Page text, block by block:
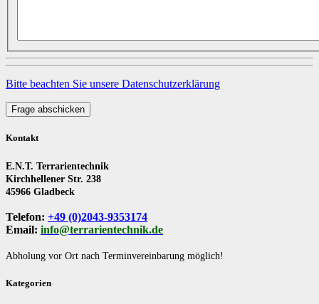
Bitte beachten Sie unsere Datenschutzerklärung
Frage abschicken
Kontakt
E.N.T. Terrarientechnik
Kirchhellener Str. 238
45966 Gladbeck
Telefon: +49 (0)2043-9353174
Email: info@terrarientechnik.de
Abholung vor Ort nach Terminvereinbarung möglich!
Kategorien